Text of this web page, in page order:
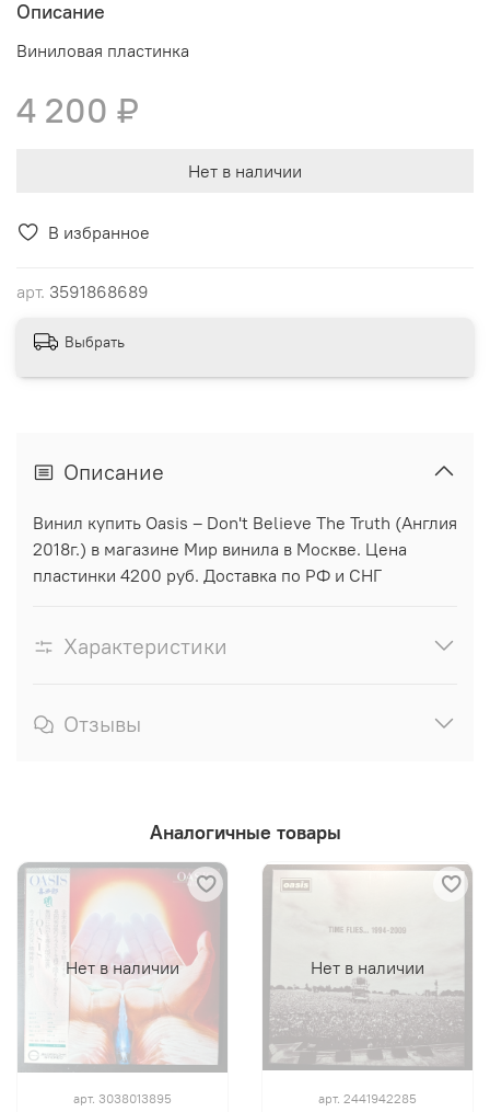
В избранное
арт. 3591868689
Описание
Виниловая пластинка
4 200 ₽
Нет в наличии
Выбрать
Описание
Винил купить Oasis – Don't Believe The Truth (Англия
2018г.) в магазине Мир винила в Москве. Цена
пластинки 4200 руб. Доставка по РФ и СНГ
Характеристики
Отзывы
Аналогичные товары
Нет в наличии
арт. 3038013895
Нет в наличии
арт. 2441942285